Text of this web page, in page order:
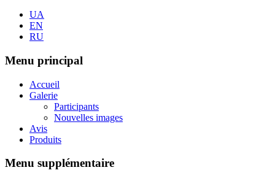
UA
EN
RU
Menu principal
Accueil
Galerie
Participants
Nouvelles images
Avis
Produits
Menu supplémentaire